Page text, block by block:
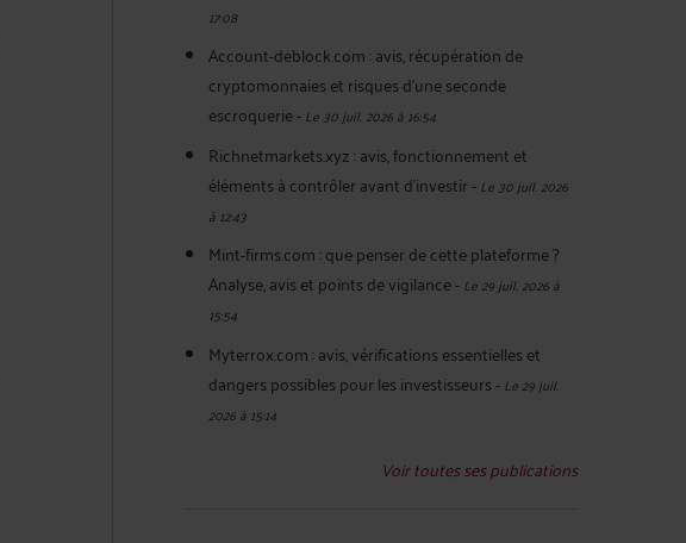
17:08
Account-deblock.com : avis, récupération de
cryptomonnaies et risques d'une seconde
escroquerie-Le 30 juil. 2026 à 16:54
Richnetmarkets.xyz : avis, fonctionnement et
éléments à contrôler avant d’investir-Le 30 juil. 2026
à 12:43
Mint-firms.com : que penser de cette plateforme ?
Analyse, avis et points de vigilance-Le 29 juil. 2026 à
15:54
Myterrox.com : avis, vérifications essentielles et
dangers possibles pour les investisseurs-Le 29 juil.
2026 à 15:14
Voir toutes ses publications